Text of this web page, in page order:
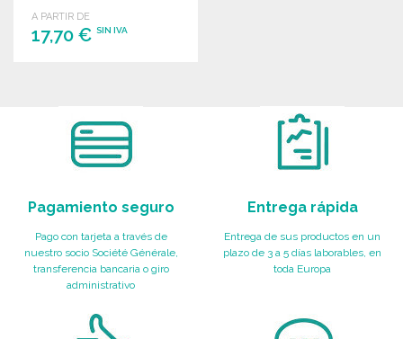
A PARTIR DE
17,70 € SIN IVA
Pagamiento seguro
Pago con tarjeta a través de
nuestro socio Société Générale,
transferencia bancaria o giro
administrativo
Entrega rápida
Entrega de sus productos en un
plazo de 3 a 5 días laborables, en
toda Europa